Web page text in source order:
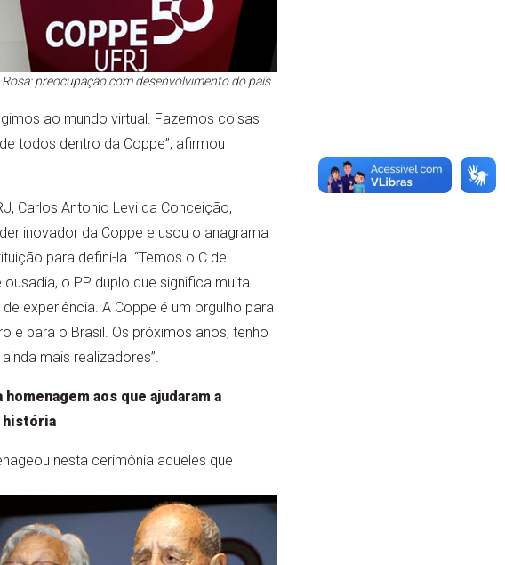
preocupação com desenvolvimento do país
ao mundo virtual. Fazemos coisas
todos dentro da Coppe”, afirmou
Carlos Antonio Levi da Conceição,
inovador da Coppe e usou o anagrama
para defini-la. “Temos o C de
ousadia, o PP duplo que significa muita
de experiência. A Coppe é um orgulho para
e para o Brasil. Os próximos anos, tenho
mais realizadores”.
aos que ajudaram a
história
nesta cerimônia aqueles que